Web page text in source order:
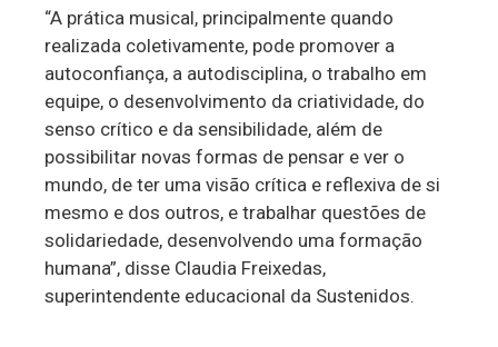
“A prática musical, principalmente quando
realizada coletivamente, pode promover a
autoconfiança, a autodisciplina, o trabalho em
equipe, o desenvolvimento da criatividade, do
senso crítico e da sensibilidade, além de
possibilitar novas formas de pensar e ver o
mundo, de ter uma visão crítica e reflexiva de si
mesmo e dos outros, e trabalhar questões de
solidariedade, desenvolvendo uma formação
humana”, disse Claudia Freixedas,
superintendente educacional da Sustenidos.